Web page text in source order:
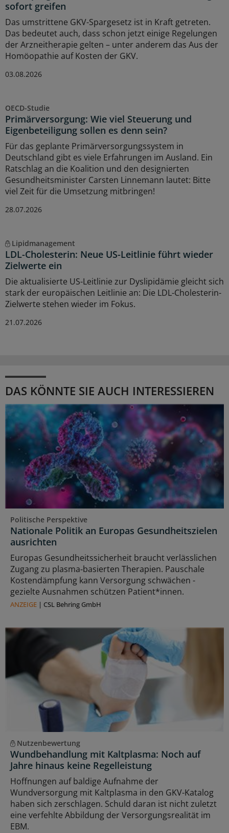
sofort greifen
Das umstrittene GKV-Spargesetz ist in Kraft getreten.
Das bedeutet auch, dass schon jetzt einige Regelungen
der Arzneitherapie gelten – unter anderem das Aus der
Homöopathie auf Kosten der GKV.
03.08.2026
OECD-Studie
Primärversorgung: Wie viel Steuerung und
Eigenbeteiligung sollen es denn sein?
Für das geplante Primärversorgungssystem in
Deutschland gibt es viele Erfahrungen im Ausland. Ein
Ratschlag an die Koalition und den designierten
Gesundheitsminister Carsten Linnemann lautet: Bitte
viel Zeit für die Umsetzung mitbringen!
28.07.2026
Lipidmanagement
LDL-Cholesterin: Neue US-Leitlinie führt wieder
Zielwerte ein
Die aktualisierte US-Leitlinie zur Dyslipidämie gleicht sich
stark der europäischen Leitlinie an: Die LDL-Cholesterin-
Zielwerte stehen wieder im Fokus.
21.07.2026
DAS KÖNNTE SIE AUCH INTERESSIEREN
Politische Perspektive
Nationale Politik an Europas Gesundheitszielen
ausrichten
Europas Gesundheitssicherheit braucht verlässlichen
Zugang zu plasma‑basierten Therapien. Pauschale
Kostendämpfung kann Versorgung schwächen -
gezielte Ausnahmen schützen Patient*innen.
ANZEIGE | CSL Behring GmbH
Nutzenbewertung
Wundbehandlung mit Kaltplasma: Noch auf
Jahre hinaus keine Regelleistung
Hoffnungen auf baldige Aufnahme der
Wundversorgung mit Kaltplasma in den GKV-Katalog
haben sich zerschlagen. Schuld daran ist nicht zuletzt
eine verfehlte Abbildung der Versorgungsrealität im
EBM.